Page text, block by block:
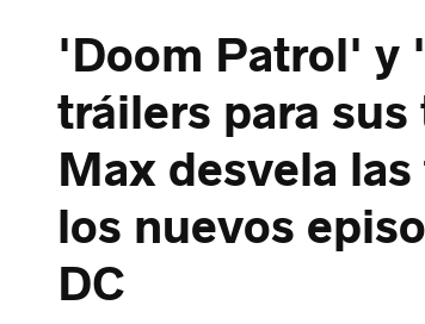
'Doom Patrol' y
tráilers para
Max desvela
los nuevos
DC